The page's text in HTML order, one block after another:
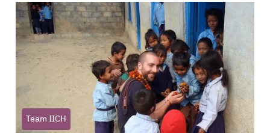
Team IICH